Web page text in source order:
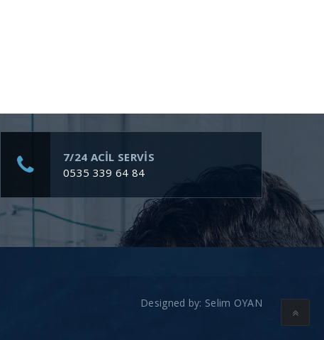
7/24 ACİL SERVİS
0535 339 64 84
Designed by: Selim OYAN